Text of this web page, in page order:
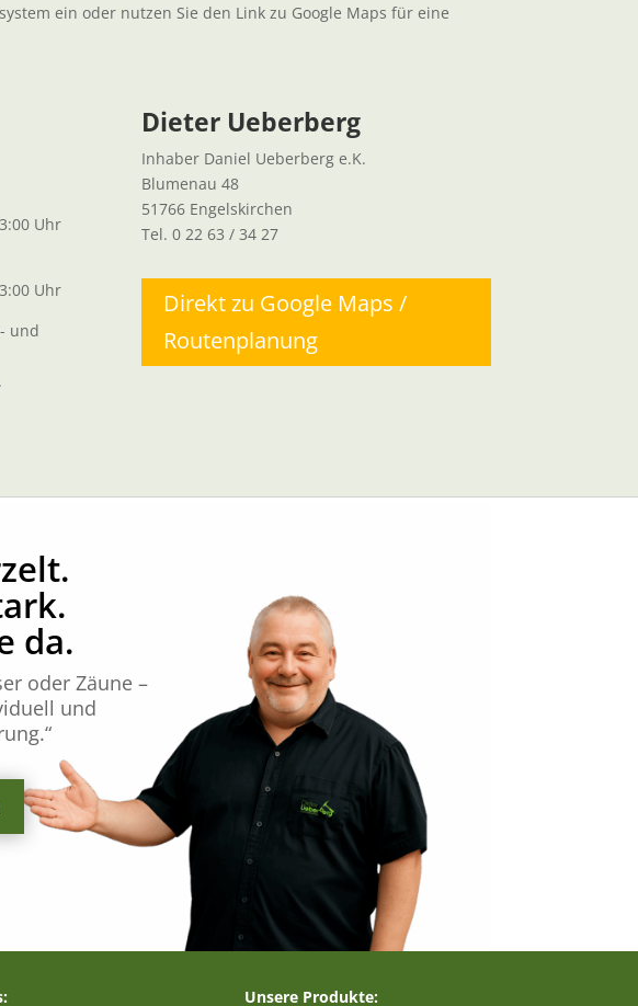
ein oder nutzen Sie den Link zu Google Maps für eine
Uhr
Uhr
und
Dieter Ueberberg
Inhaber Daniel Ueberberg e.K.
Blumenau 48
51766 Engelskirchen
Tel. 0 22 63 / 34 27
Direkt zu Google Maps /
Routenplanung
da.
oder Zäune –
und
Unsere Produkte: